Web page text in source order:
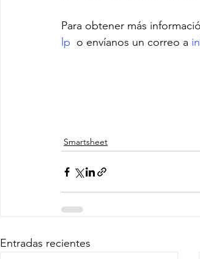
Para obtener más
lp
  o envíanos un correo a
Smartsheet
Entradas recientes